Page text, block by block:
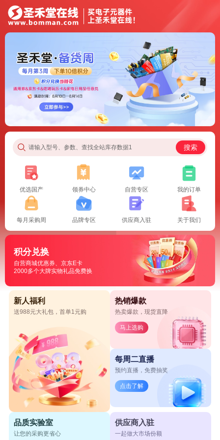
请输入型号、参数、查找全站库存数据1 搜索
优选国产 领券中心 自营专区 我的订单
每月采购周 品牌专区 供应商入驻 关于我们
积分兑换
自营商城优惠券、京东E卡
2000多个大牌实物礼品免费换
新人福利
送988元大礼包，首单1元购
热销爆款
热卖爆款，现货直降
马上选购
每周二直播
预约直播，免费抽奖
点击了解
品质实验室
让您的采购更省心
供应商入驻
一起做大市场份额